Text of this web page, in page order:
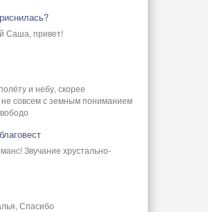
Саша, привет!
и небу, скорее
не совсем с земным пониманием
Звучание хрустально-
Спасибо